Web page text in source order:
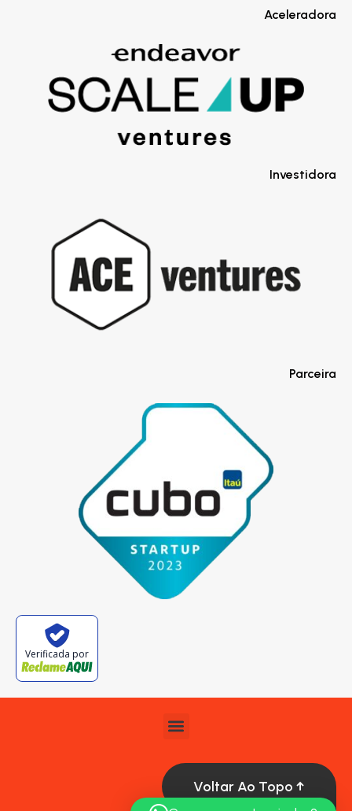
Aceleradora
Investidora
Parceira
Verificada por
Voltar Ao Topo ↑